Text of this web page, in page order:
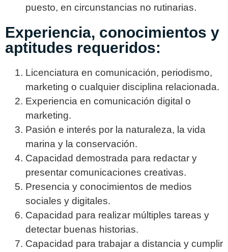
puesto, en circunstancias no rutinarias.
Experiencia, conocimientos y
aptitudes requeridos:
Licenciatura en comunicación, periodismo,
marketing o cualquier disciplina relacionada.
Experiencia en comunicación digital o
marketing.
Pasión e interés por la naturaleza, la vida
marina y la conservación.
Capacidad demostrada para redactar y
presentar comunicaciones creativas.
Presencia y conocimientos de medios
sociales y digitales.
Capacidad para realizar múltiples tareas y
detectar buenas historias.
Capacidad para trabajar a distancia y cumplir